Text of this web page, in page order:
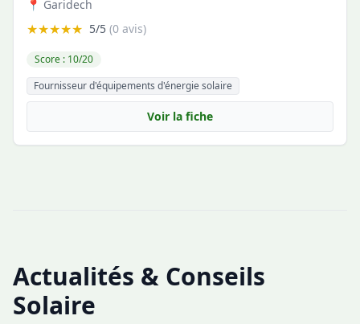
📍 Garidech
★★★★★ 5/5 (0 avis)
Score : 10/20
Fournisseur d'équipements d'énergie solaire
Voir la fiche
Actualités & Conseils
Solaire